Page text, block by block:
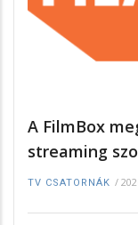
A FilmBox
streaming
TV CSATORNÁK /